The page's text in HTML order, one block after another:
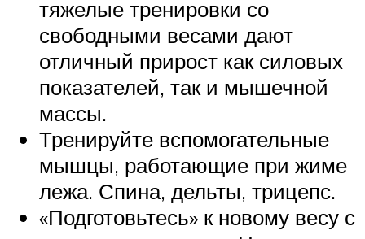
тяжелые тренировки со
свободными весами дают
отличный прирост как силовых
показателей, так и мышечной
массы.
Тренируйте вспомогательные
мышцы, работающие при жиме
лежа. Спина, дельты, трицепс.
«Подготовьтесь» к новому весу с